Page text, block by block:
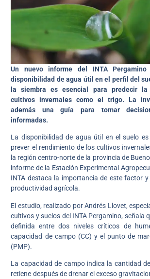
Un nuevo informe del INTA
disponibilidad de agua útil en el perfil del
la siembra es esencial para predecir la
cultivos invernales como el trigo. La
además una guía para tomar
informadas.
La disponibilidad de agua útil en el suelo
prever el rendimiento de los cultivos
la región centro-norte de la provincia de
informe de la Estación Experimental
INTA destaca la importancia de este factor
productividad agrícola.
El estudio, realizado por Andrés Llovet,
cultivos y suelos del INTA Pergamino, señala
definida entre dos niveles críticos de
capacidad de campo (CC) y el punto de
(PMP).
La capacidad de campo indica la cantidad
retiene después de drenar el exceso